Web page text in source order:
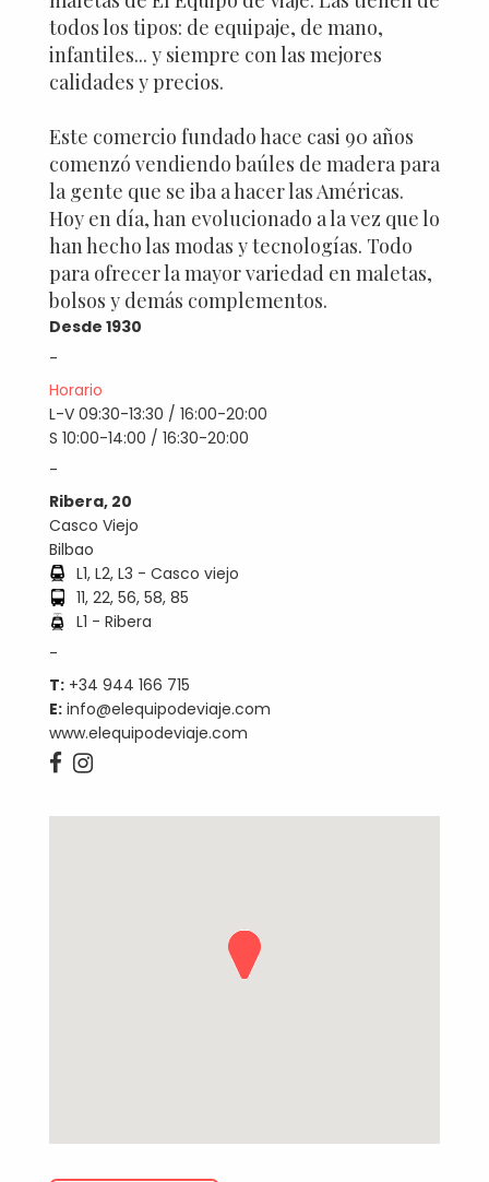
todos los tipos: de equipaje, de mano,
infantiles... y siempre con las mejores
calidades y precios.
Este comercio fundado hace casi 90 años
comenzó vendiendo baúles de madera para
la gente que se iba a hacer las Américas.
Hoy en día, han evolucionado a la vez que lo
han hecho las modas y tecnologías. Todo
para ofrecer la mayor variedad en maletas,
bolsos y demás complementos.
Desde 1930
-
Horario
L-V 09:30-13:30 / 16:00-20:00
S 10:00-14:00 / 16:30-20:00
-
Ribera, 20
Casco Viejo
Bilbao
L1, L2, L3 - Casco viejo
11, 22, 56, 58, 85
L1 - Ribera
-
T: +34 944 166 715
E: info@elequipodeviaje.com
www.elequipodeviaje.com
 